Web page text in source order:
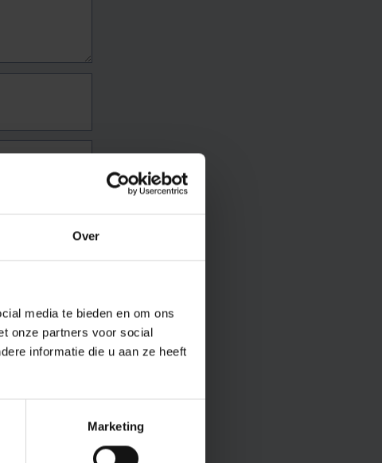
Over
media te bieden en om ons
onze partners voor social
informatie die u aan ze heeft
Marketing